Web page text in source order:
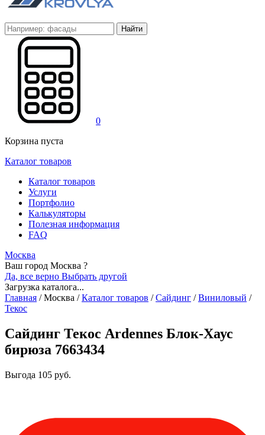
Найти
0
Корзина пуста
Каталог товаров
Каталог товаров
Услуги
Портфолио
Калькуляторы
Полезная информация
FAQ
Москва
Ваш город Москва ?
Да, все верно Выбрать другой
Загрузка каталога...
Главная /Москва / Каталог товаров / Сайдинг / Виниловый /
Текос
Сайдинг Текос Ardennes Блок-Хаус
бирюза 7663434
Выгода 105 руб.